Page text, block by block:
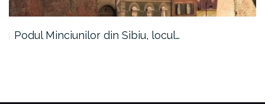
Podul Minciunilor din Sibiu, locul…